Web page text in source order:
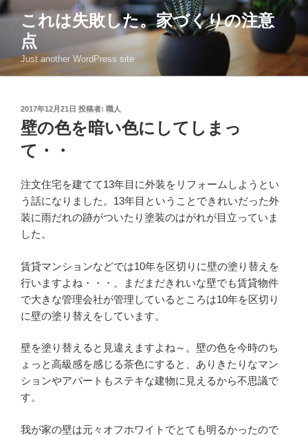
コ
ン
ツ
これは失敗した。家づくりの注意
点
Just another WordPress site
投
稿
日:
2017年12月21日 投稿者: 職人
壁の色を暗い色にしてしまっ
て・・
注文住宅を建てて13年目に外装をリフォームしようとい
う話になりました。13年目ということできれいだった外
装に雨だれの跡がついたり塗装のはがれが目立っていま
した。
賃貸マンションなどでは10年を区切りに壁の塗り替えを
行いますよね・・・。まだまだきれいな壁でも賃貸物件
で大きな管理会社が管理しているところは10年を区切り
に壁の塗り替えをしています。
壁を塗り替えると見違えますよね～。壁の色を今時のち
ょっと高級感を感じる茶色にすると、ありきたりなマン
ションやアパートもステキな建物に見えるから不思議で
す。
我が家の壁は元々オフホワイトでとても明るかったので